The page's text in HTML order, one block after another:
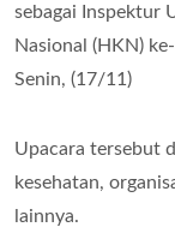
sebagai Inspektur
Nasional (HKN)
Senin, (17/11)
Upacara tersebut
kesehatan,
lainnya.